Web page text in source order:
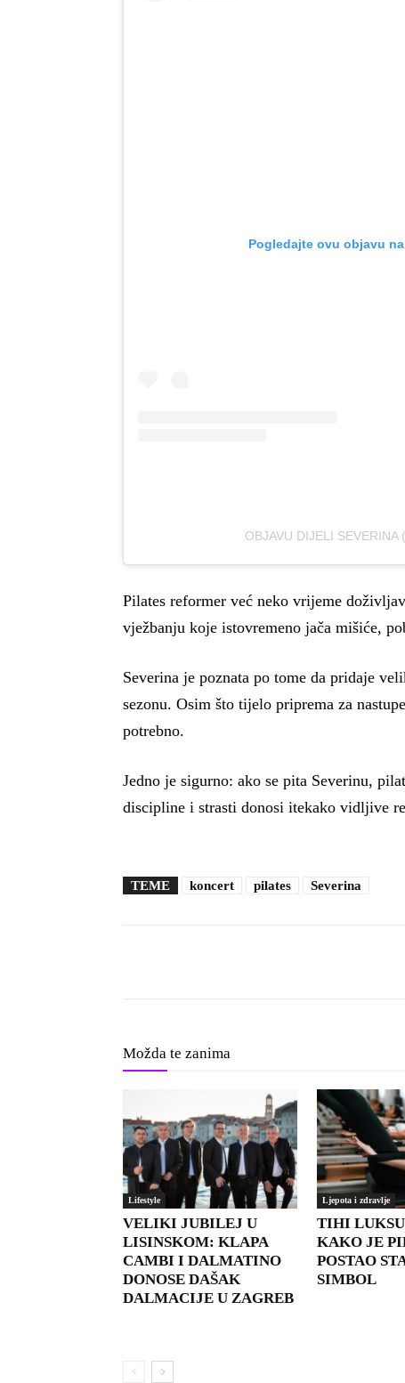
Pogledajte ovu objavu
OBJAVU DIJELI SEVERINA
Pilates reformer već neko vrijeme
vježbanju koje istovremeno jača mišiće,
Severina je poznata po tome da pridaje
sezonu. Osim što tijelo priprema za
potrebno.
Jedno je sigurno: ako se pita Severinu,
discipline i strasti donosi itekako vidljive
TEME koncert pilates Severina
Možda te zanima
Lifestyle
VELIKI JUBILEJ U
LISINSKOM: KLAPA
CAMBI I DALMATINO
DONOSE DAŠAK
DALMACIJE U ZAGREB
Ljepota i zdravlje
TIHI
KAKO JE
POSTAO
SIMBOL